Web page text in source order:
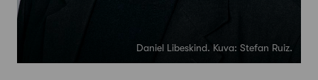
Daniel Libeskind. Kuva: Stefan Ruiz.